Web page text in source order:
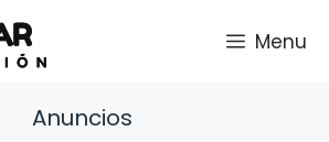
Menu
Anuncios